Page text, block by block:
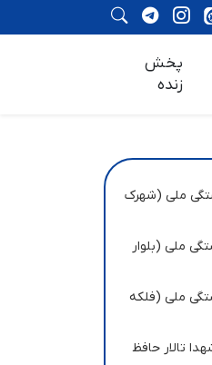
پخش
زنده
ملی (شهرک
ملی (بلوار
ملی (فلکه
تالار حافظ